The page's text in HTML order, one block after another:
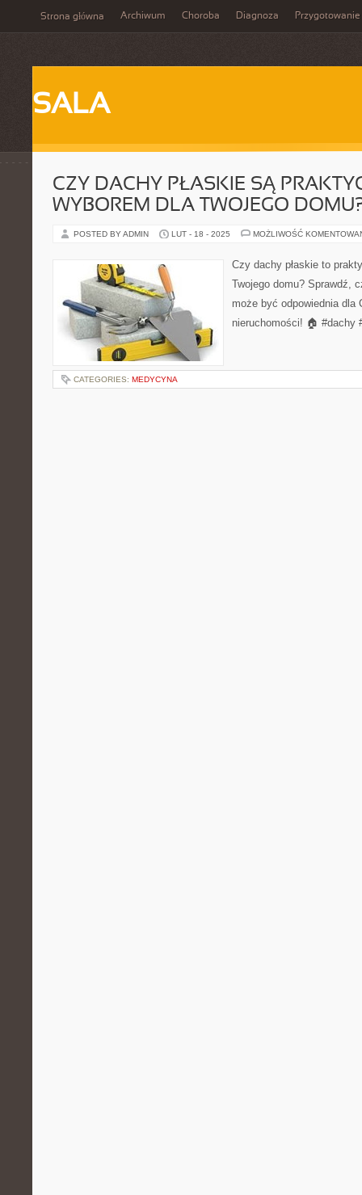
Strona główna Archiwum Choroba Diagnoza Przygotowanie
SALA
CZY DACHY PŁASKIE SĄ
WYBOREM DLA TWOJEGO
POSTED BY ADMIN LUT - 18 - 2025 MOŻLIWOŚĆ
Czy dachy płaskie to
Twojego domu? Sprawdź,
może być odpowiednia dla
nieruchomości! 🏠 #dachy
CATEGORIES: MEDYCYNA